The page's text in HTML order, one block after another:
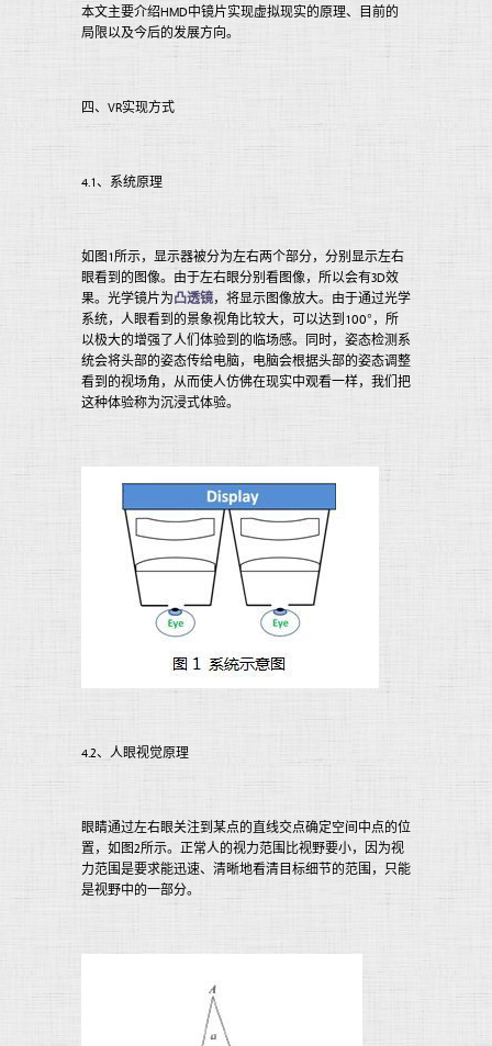
本文主要介绍HMD中镜片实现虚拟现实的原理、目前的
局限以及今后的发展方向。
四、VR实现方式
4.1、系统原理
如图1所示，显示器被分为左右两个部分，分别显示左右
眼看到的图像。由于左右眼分别看图像，所以会有3D效
果。光学镜片为凸透镜，将显示图像放大。由于通过光学
系统，人眼看到的景象视角比较大，可以达到100°，所
以极大的增强了人们体验到的临场感。同时，姿态检测系
统会将头部的姿态传给电脑，电脑会根据头部的姿态调整
看到的视场角，从而使人仿佛在现实中观看一样，我们把
这种体验称为沉浸式体验。
4.2、人眼视觉原理
眼睛通过左右眼关注到某点的直线交点确定空间中点的位
置，如图2所示。正常人的视力范围比视野要小，因为视
力范围是要求能迅速、清晰地看清目标细节的范围，只能
是视野中的一部分。